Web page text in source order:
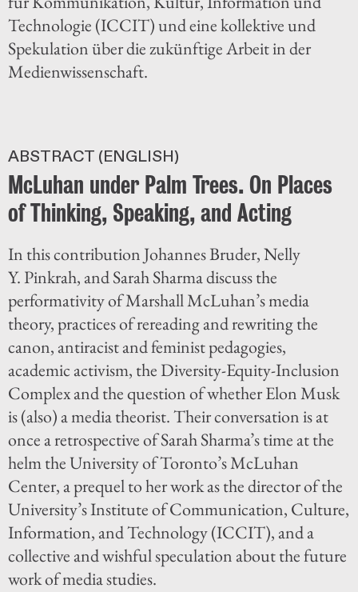
Technologie (ICCIT) und eine kollektive und
Spekulation über die zukünftige Arbeit in der
Medienwissenschaft.
ABSTRACT (ENGLISH)
McLuhan under Palm Trees. On Places
of Thinking, Speaking, and Acting
In this contribution Johannes Bruder, Nelly
Y. Pinkrah, and Sarah Sharma discuss the
performativity of Marshall McLuhan’s media
theory, practices of rereading and rewriting the
canon, antiracist and feminist pedagogies,
academic activism, the Diversity-Equity-Inclusion
Complex and the question of whether Elon Musk
is (also) a media theorist. Their conversation is at
once a retrospective of Sarah Sharma’s time at the
helm the University of Toronto’s McLuhan
Center, a prequel to her work as the director of the
University’s Institute of Communication, Culture,
Information, and Technology (ICCIT), and a
collective and wishful speculation about the future
work of media studies.